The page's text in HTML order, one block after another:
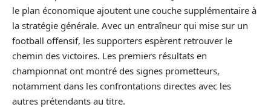
le plan économique ajoutent une couche supplémentaire à
la stratégie générale. Avec un entraîneur qui mise sur un
football offensif, les supporters espèrent retrouver le
chemin des victoires. Les premiers résultats en
championnat ont montré des signes prometteurs,
notamment dans les confrontations directes avec les
autres prétendants au titre.